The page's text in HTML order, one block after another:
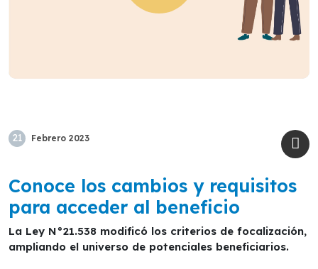
21 Febrero 2023
Conoce los cambios y requisitos
para acceder al beneficio
La Ley N°21.538 modificó los criterios de focalización,
ampliando el universo de potenciales beneficiarios.